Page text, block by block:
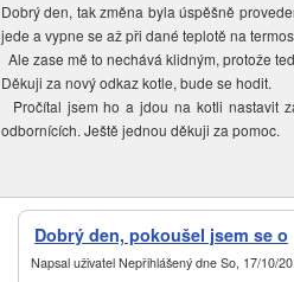
Dobrý den, tak změna byla úspěšně
jede a vypne se až při dané teplotě na
Ale zase mě to nechává klidným, protože
Děkuji za nový odkaz kotle, bude se hodit.
Pročítal jsem ho a jdou na kotli nastavit
odbornících. Ještě jednou děkuji za pomoc.
Dobrý den, pokoušel jsem se o
Napsal uživatel Nepřihlášený dne So, 17/10/